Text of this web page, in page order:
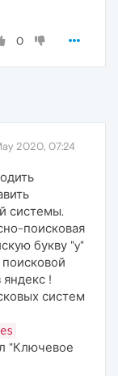
0
2020, 07:24
системы.
поисковая
букву "y"
!
систем
"Ключевое